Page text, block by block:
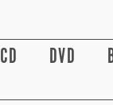
CD DVD